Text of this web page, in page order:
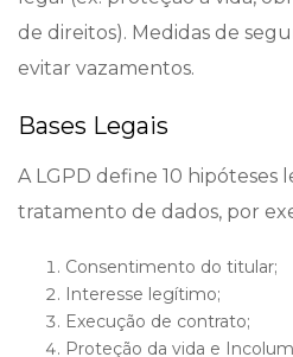
de direitos). Medidas de
evitar vazamentos.
Bases Legais
A LGPD define 10 hipóteses
tratamento de dados, por
Consentimento do titular;
Interesse legítimo;
Execução de contrato;
Proteção da vida e